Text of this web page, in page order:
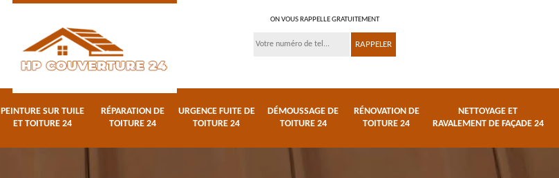
ON VOUS RAPPELLE GRATUITEMENT
PEINTURE SUR TUILE
ET TOITURE 24
RÉPARATION DE
TOITURE 24
URGENCE FUITE DE
TOITURE 24
DÉMOUSSAGE DE
TOITURE 24
RÉNOVATION DE
TOITURE 24
NETTOYAGE ET
RAVALEMENT DE FAÇADE 24